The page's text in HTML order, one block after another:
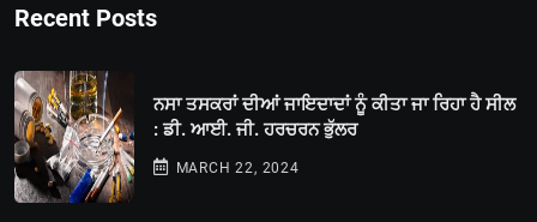
Recent Posts
ਨਸਾ ਤਸਕਰਾਂ ਦੀਆਂ ਜਾਇਦਾਦਾਂ ਨੂੰ ਕੀਤਾ ਜਾ ਰਿਹਾ ਹੈ ਸੀਲ
: ਡੀ. ਆਈ. ਜੀ. ਹਰਚਰਨ ਭੁੱਲਰ
MARCH 22, 2024